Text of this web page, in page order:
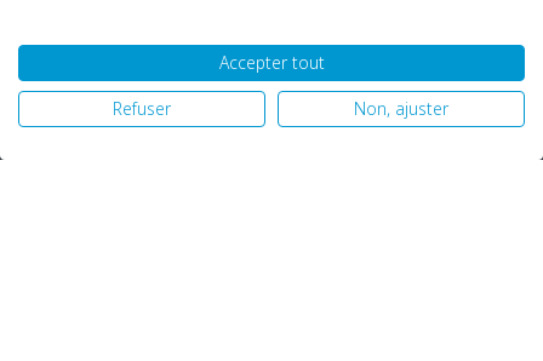
© 2026 PH06 Produits Propreté Hygiène |Mentions légales|
Politique de confidentialité
Plan du site
Accepter tout
Refuser
Non, ajuster